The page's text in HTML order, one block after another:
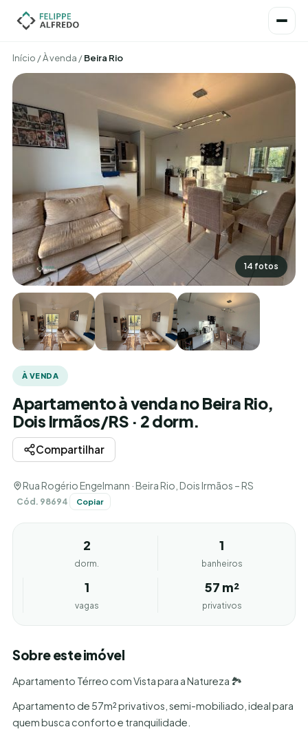
Início /À venda /Beira Rio
14 fotos
À VENDA
Apartamento à venda no Beira Rio,
Dois Irmãos/RS · 2 dorm.
Compartilhar
Rua Rogério Engelmann · Beira Rio, Dois Irmãos – RS
Cód. 98694 Copiar
2
dorm.
1
banheiros
1
vagas
57 m²
privativos
Sobre este imóvel
Apartamento Térreo com Vista para a Natureza 🏞
Apartamento de 57m² privativos, semi-mobiliado, ideal para
quem busca conforto e tranquilidade.